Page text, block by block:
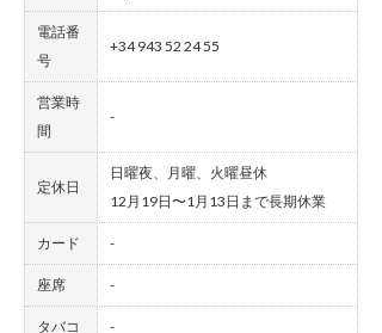
電話番
号
+34 943 52 24 55
営業時
間
-
定休日
日曜夜、月曜、火曜昼休
12月19日〜1月13日まで長期休業
カード -
座席 -
タバコ -